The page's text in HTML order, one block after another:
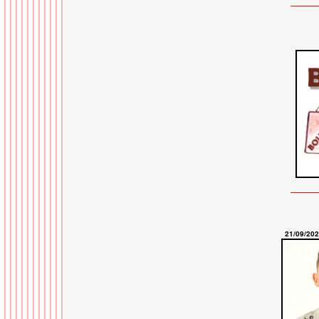
21/09/